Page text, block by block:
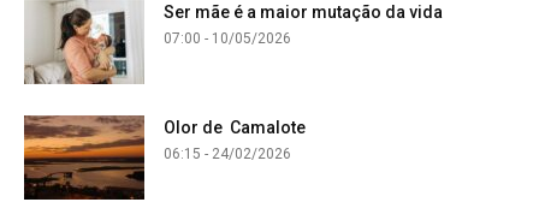
Ser mãe é a maior mutação da vida
07:00 - 10/05/2026
Olor de Camalote
06:15 - 24/02/2026